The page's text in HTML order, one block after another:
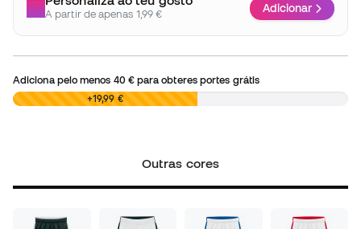
A partir de apenas 1,99 € Adicionar
Adiciona pelo menos 40 €para obteres portes grátis
0,00 € +19,99 €
Outras cores